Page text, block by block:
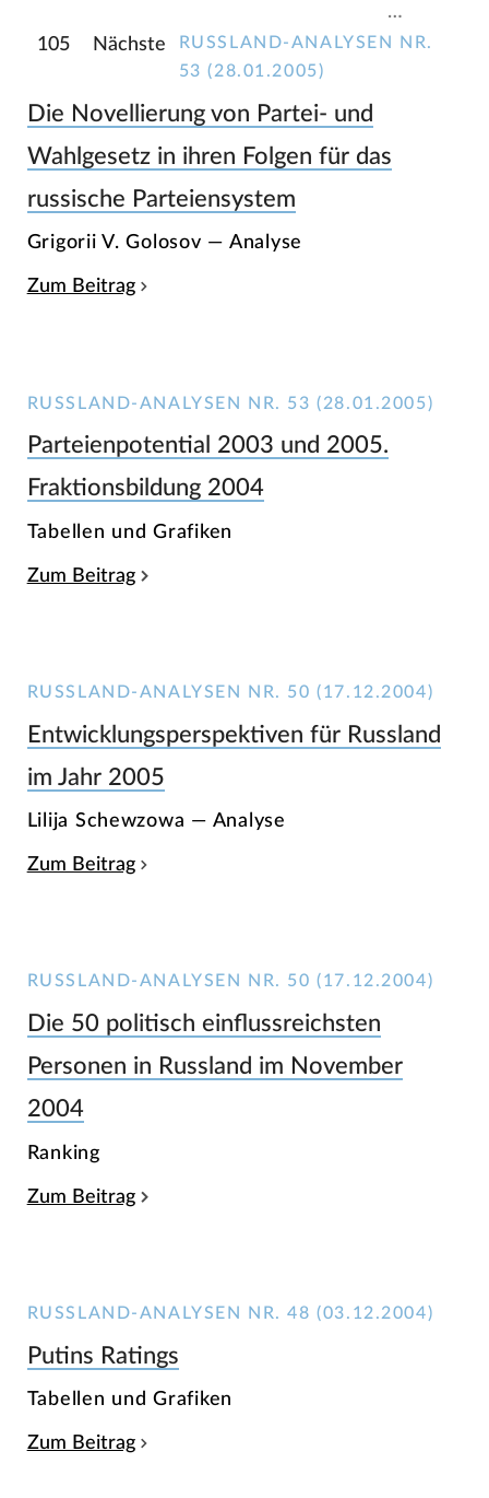
…
105
Nächste
RUSSLAND-ANALYSEN NR.
53 (28.01.2005)
Die Novellierung von Partei- und
Wahlgesetz in ihren Folgen für das
russische Parteiensystem
Grigorii V. Golosov — Analyse
Zum Beitrag
RUSSLAND-ANALYSEN NR. 53 (28.01.2005)
Parteienpotential 2003 und 2005.
Fraktionsbildung 2004
Tabellen und Grafiken
Zum Beitrag
RUSSLAND-ANALYSEN NR. 50 (17.12.2004)
Entwicklungsperspektiven für Russland
im Jahr 2005
Lilija Schewzowa — Analyse
Zum Beitrag
RUSSLAND-ANALYSEN NR. 50 (17.12.2004)
Die 50 politisch einflussreichsten
Personen in Russland im November
2004
Ranking
Zum Beitrag
RUSSLAND-ANALYSEN NR. 48 (03.12.2004)
Putins Ratings
Tabellen und Grafiken
Zum Beitrag